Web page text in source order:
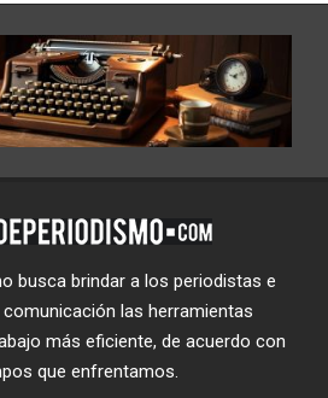
busca brindar a los periodistas e
las herramientas
más eficiente, de acuerdo con
que enfrentamos.